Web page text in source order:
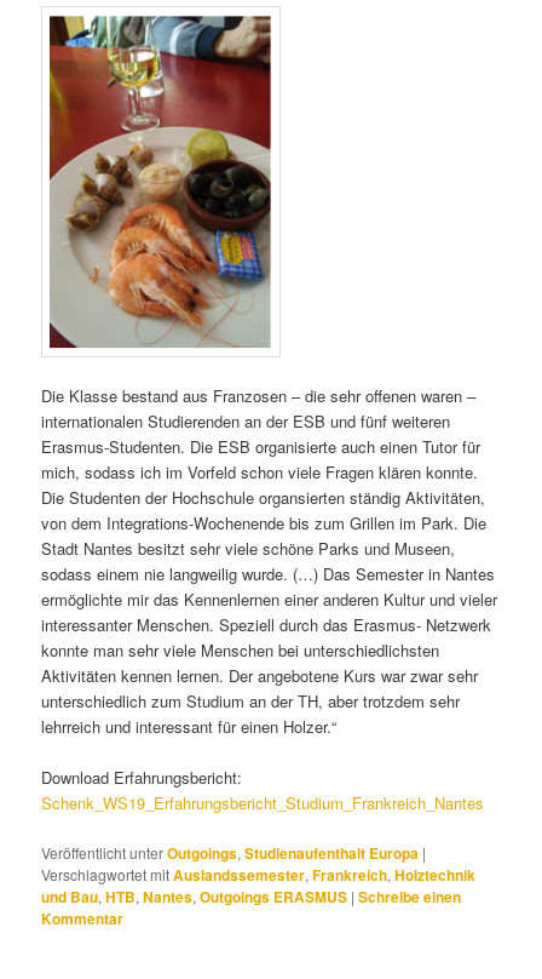
Die Klasse bestand aus Franzosen – die sehr offenen waren –
internationalen Studierenden an der ESB und fünf weiteren
Erasmus-Studenten. Die ESB organisierte auch einen Tutor für
mich, sodass ich im Vorfeld schon viele Fragen klären konnte.
Die Studenten der Hochschule organsierten ständig Aktivitäten,
von dem Integrations-Wochenende bis zum Grillen im Park. Die
Stadt Nantes besitzt sehr viele schöne Parks und Museen,
sodass einem nie langweilig wurde. (…) Das Semester in Nantes
ermöglichte mir das Kennenlernen einer anderen Kultur und vieler
interessanter Menschen. Speziell durch das Erasmus- Netzwerk
konnte man sehr viele Menschen bei unterschiedlichsten
Aktivitäten kennen lernen. Der angebotene Kurs war zwar sehr
unterschiedlich zum Studium an der TH, aber trotzdem sehr
lehrreich und interessant für einen Holzer.“
Download Erfahrungsbericht:
Schenk_WS19_Erfahrungsbericht_Studium_Frankreich_Nantes
Veröffentlicht unterOutgoings,Studienaufenthalt Europa |
Verschlagwortet mitAuslandssemester,Frankreich,Holztechnik
und Bau,HTB,Nantes,Outgoings ERASMUS |Schreibe einen
Kommentar